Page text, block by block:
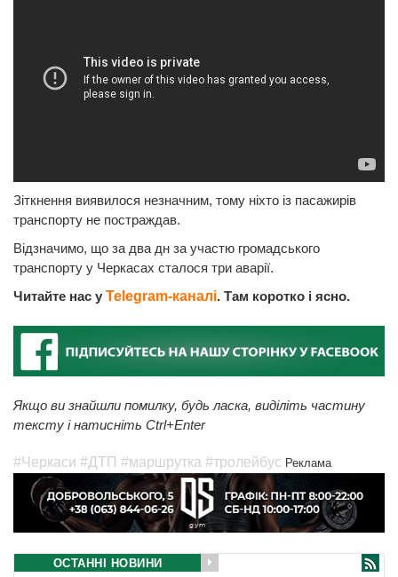
Зіткнення виявилося незначним, тому ніхто із пасажирів
транспорту не постраждав.
Відзначимо, що за два дн за участю громадського
транспорту у Черкасах сталося три аварії.
Читайте нас у Telegram-каналі. Там коротко і ясно.
Якщо ви знайшли помилку, будь ласка, виділіть частину
тексту і натисніть Ctrl+Enter
#Черкаси #ДТП #маршрутка #тролейбус Реклама
ОСТАННІ НОВИНИ